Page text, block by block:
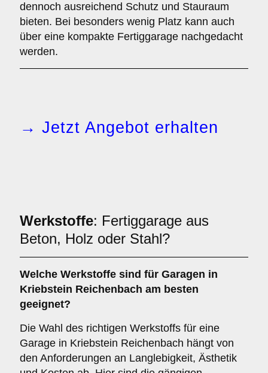
dennoch ausreichend Schutz und Stauraum
bieten. Bei besonders wenig Platz kann auch
über eine kompakte Fertiggarage nachgedacht
werden.
→ Jetzt Angebot erhalten
Werkstoffe: Fertiggarage aus
Beton, Holz oder Stahl?
Welche Werkstoffe sind für Garagen in
Kriebstein Reichenbach am besten
geeignet?
Die Wahl des richtigen Werkstoffs für eine
Garage in Kriebstein Reichenbach hängt von
den Anforderungen an Langlebigkeit, Ästhetik